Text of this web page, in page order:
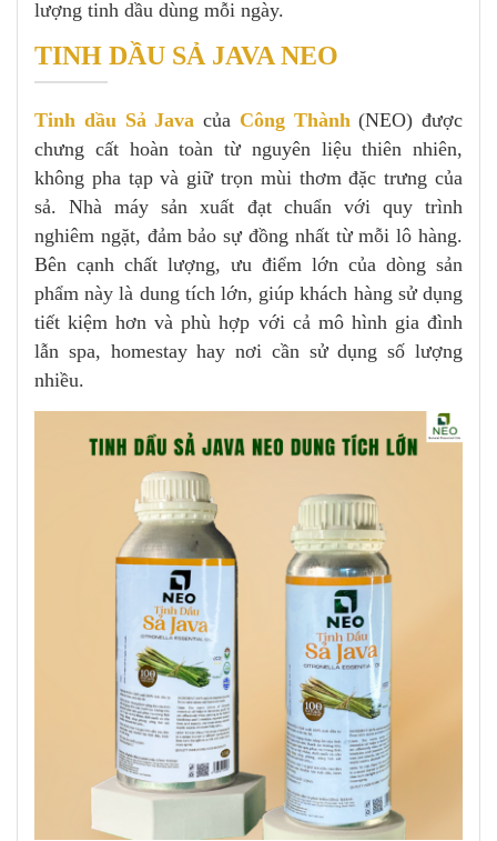
lượng tinh dầu dùng mỗi ngày.
TINH DẦU SẢ JAVA NEO
Tinh dầu Sả Java của Công Thành (NEO) được
chưng cất hoàn toàn từ nguyên liệu thiên nhiên,
không pha tạp và giữ trọn mùi thơm đặc trưng của
sả. Nhà máy sản xuất đạt chuẩn với quy trình
nghiêm ngặt, đảm bảo sự đồng nhất từ mỗi lô hàng.
Bên cạnh chất lượng, ưu điểm lớn của dòng sản
phẩm này là dung tích lớn, giúp khách hàng sử dụng
tiết kiệm hơn và phù hợp với cả mô hình gia đình
lẫn spa, homestay hay nơi cần sử dụng số lượng
nhiều.